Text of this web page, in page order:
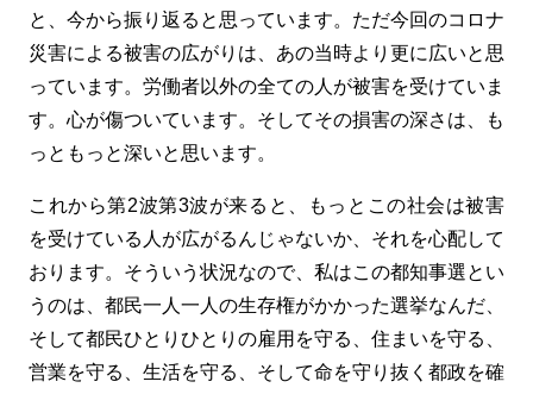
と、今から振り返ると思っています。ただ今回のコロナ
災害による被害の広がりは、あの当時より更に広いと思
っています。労働者以外の全ての人が被害を受けていま
す。心が傷ついています。そしてその損害の深さは、も
っともっと深いと思います。
これから第2波第3波が来ると、もっとこの社会は被害
を受けている人が広がるんじゃないか、それを心配して
おります。そういう状況なので、私はこの都知事選とい
うのは、都民一人一人の生存権がかかった選挙なんだ、
そして都民ひとりひとりの雇用を守る、住まいを守る、
営業を守る、生活を守る、そして命を守り抜く都政を確